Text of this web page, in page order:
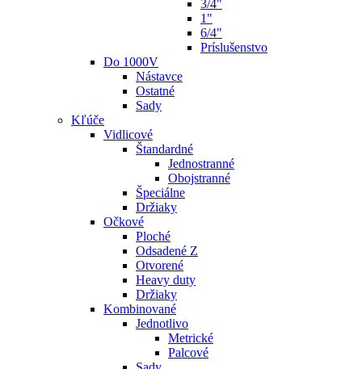
3/4"
1"
6/4"
Príslušenstvo
Do 1000V
Nástavce
Ostatné
Sady
Kľúče
Vidlicové
Štandardné
Jednostranné
Obojstranné
Špeciálne
Držiaky
Očkové
Ploché
Odsadené Z
Otvorené
Heavy duty
Držiaky
Kombinované
Jednotlivo
Metrické
Palcové